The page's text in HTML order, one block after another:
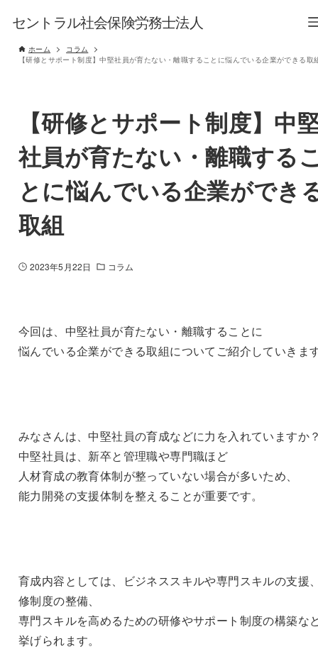
セントラル社会保険労務士法人
ホーム
コラム
【研修とサポート制度】中堅社員が育たない・離職することに悩んでいる企業ができる取
【研修とサポート制度】中
社員が育たない・離職する
とに悩んでいる企業ができ
取組
2023年5月22日 コラム
今回は、中堅社員が育たない・離職することに
悩んでいる企業ができる取組についてご紹介していきま
みなさんは、中堅社員の育成などに力を入れていますか
中堅社員は、新卒と管理職や専門職ほど
人材育成の教育体制が整っていない場合が多いため、
能力開発の支援体制を整えることが重要です。
育成内容としては、ビジネススキルや専門スキルの支援
修制度の整備、
専門スキルを高めるための研修やサポート制度の構築な
挙げられます。